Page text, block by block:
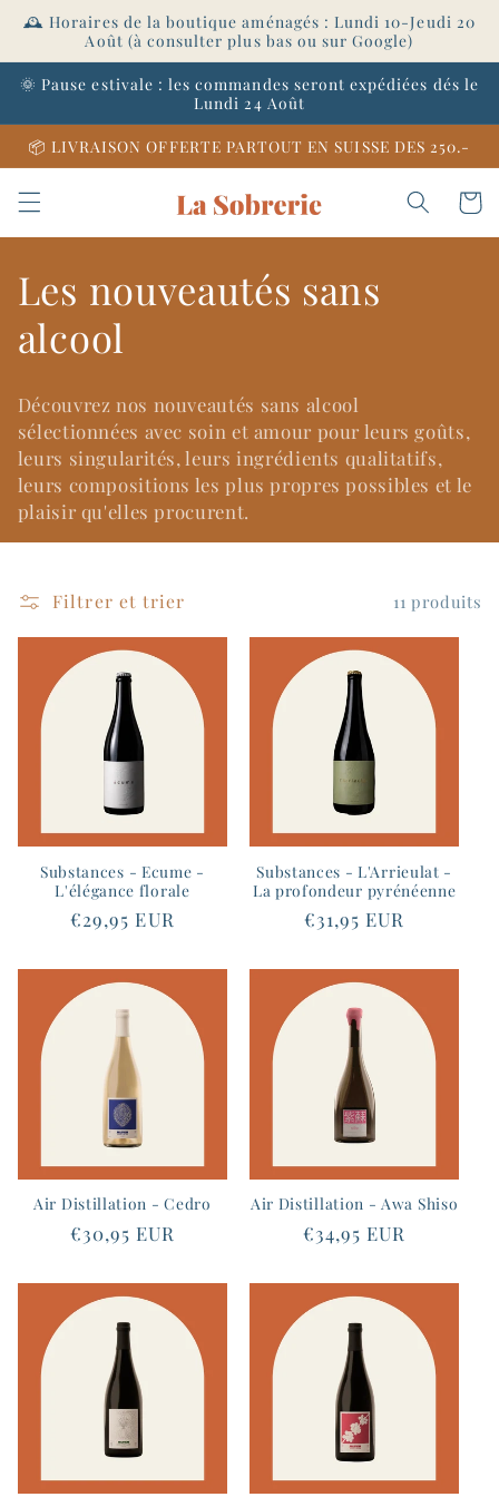
passer
contenu
🕰️ Horaires de la boutique aménagés : Lundi 10-Jeudi 20
Août (à consulter plus bas ou sur Google)
🌞 Pause estivale : les commandes seront expédiées dés le
Lundi 24 Août
📦 LIVRAISON OFFERTE PARTOUT EN SUISSE DES 250.-
Panier
C
o
l
e
c
i
n
Les nouveautés sans
alcool
Découvrez nos nouveautés sans alcool
sélectionnées avec soin et amour pour leurs goûts,
leurs singularités, leurs ingrédients qualitatifs,
leurs compositions les plus propres possibles et le
plaisir qu'elles procurent.
Filtrer et trier 11 produits
Substances - Ecume -
L'élégance florale
Prix
€29,95 EUR
Substances - L'Arrieulat -
La profondeur pyrénéenne
Prix
€31,95 EUR
Air Distillation - Cedro
Prix
€30,95 EUR
Air Distillation - Awa Shiso
Prix
€34,95 EUR